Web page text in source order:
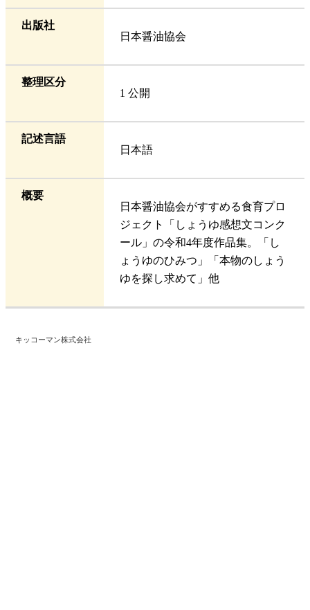
出版社
日本醤油協会
整理区分
1 公開
記述言語
日本語
概要
日本醤油協会がすすめる食育プロ
ジェクト「しょうゆ感想文コンク
ール」の令和4年度作品集。「し
ょうゆのひみつ」「本物のしょう
ゆを探し求めて」他
キッコーマン株式会社